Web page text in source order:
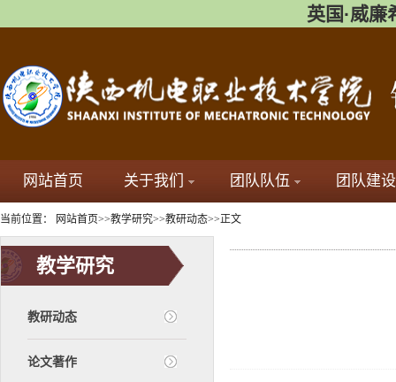
英国·威
网站首页 关于我们 团队队伍 团队建设
当前位置： 网站首页>>教学研究>>教研动态>>正文
教学研究
教研动态
论文著作